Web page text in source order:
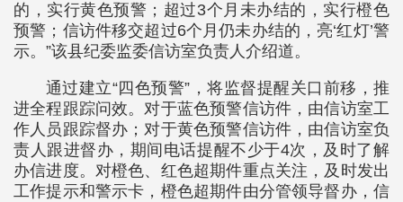
的，实行黄色预警；超过3个月未办结的，实行橙色
预警；信访件移交超过6个月仍未办结的，亮‘红灯’警
示。”该县纪委监委信访室负责人介绍道。
通过建立“四色预警”，将监督提醒关口前移，推
进全程跟踪问效。对于蓝色预警信访件，由信访室工
作人员跟踪督办；对于黄色预警信访件，由信访室负
责人跟进督办，期间电话提醒不少于4次，及时了解
办信进度。对橙色、红色超期件重点关注，及时发出
工作提示和警示卡，橙色超期件由分管领导督办，信